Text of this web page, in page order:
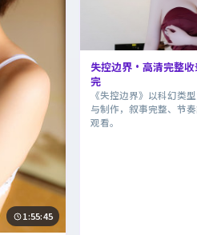
1:55:45
失控边界·高清完整收
完
《失控边界》以科幻类
与制作，叙事完整、节
观看。